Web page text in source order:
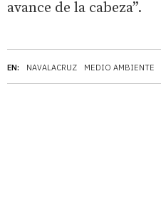
EN: NAVALACRUZ MEDIO AMBIENTE
avance de la cabeza”.